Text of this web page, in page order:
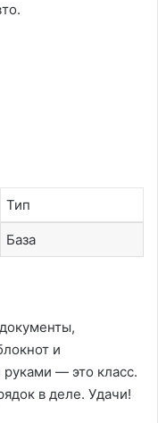
Тип
База
и
руками — это класс.
в деле. Удачи!